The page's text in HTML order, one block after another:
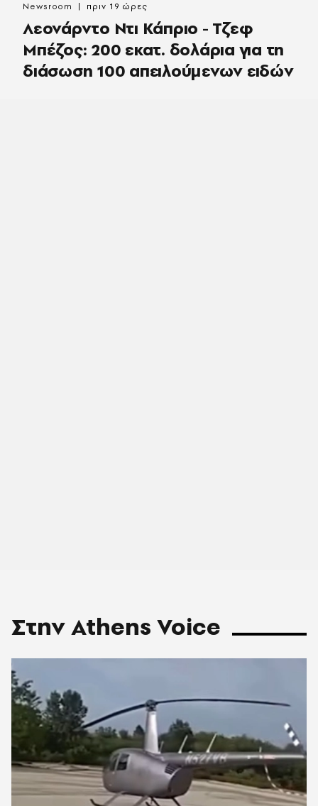
Λεονάρντο Ντι Κάπριο - Τζεφ
Μπέζος: 200 εκατ. δολάρια για τη
διάσωση 100 απειλούμενων ειδών
Newsroom πριν 19 ώρες
Στην Athens Voice